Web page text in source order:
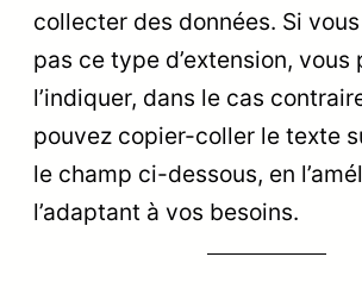
collecter des données. Si vous
pas ce type d’extension, vous
l’indiquer, dans le cas
pouvez copier-coller le texte
le champ ci-dessous, en
l’adaptant à vos besoins.